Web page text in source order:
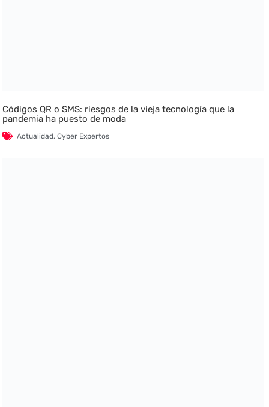
Códigos QR o SMS: riesgos de la vieja tecnología que la
pandemia ha puesto de moda
Actualidad,Cyber Expertos